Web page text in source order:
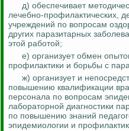
д) обеспечивает
лечебно-профилактических,
учреждений по вопросам
других паразитарных
этой работой;
е) организует обмен
профилактики и борьбы с
ж) организует и
повышению квалификации
персонала по вопросам
лабораторной диагностики
по повышению знаний
эпидемиологии и